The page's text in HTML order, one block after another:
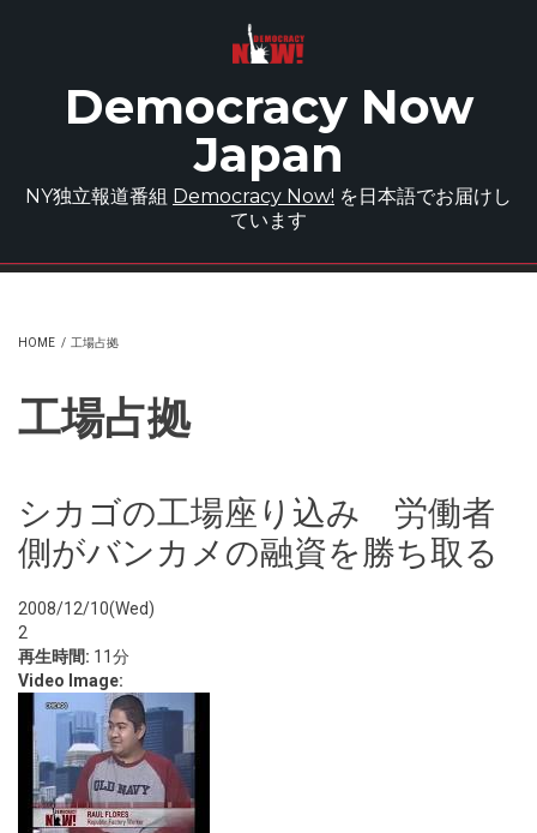
Democracy Now
Japan
NY独立報道番組 Democracy Now! を日本語でお届けし
ています
HOME / 工場占拠
工場占拠
シカゴの工場座り込み 労働者
側がバンカメの融資を勝ち取る
2008/12/10(Wed)
2
再生時間: 11分
Video Image: